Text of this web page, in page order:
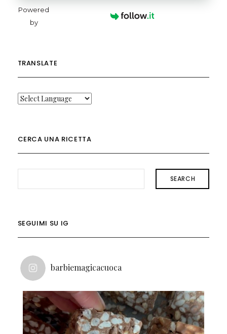
Powered
by
TRANSLATE
CERCA UNA RICETTA
SEARCH
SEGUIMI SU IG
barbiemagicacuoca